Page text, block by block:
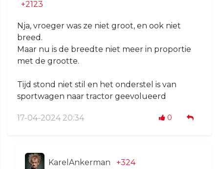
+2123
Nja, vroeger was ze niet groot, en ook niet
breed.
Maar nu is de breedte niet meer in proportie
met de grootte.
Tijd stond niet stil en het onderstel is van
sportwagen naar tractor geevolueerd
17-04-2024 20:34 0
KarelAnkerman +324